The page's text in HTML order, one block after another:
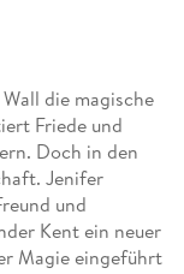
die magische
Friede und
Doch in den
Jenifer
und
Kent ein neuer
Magie eingeführt